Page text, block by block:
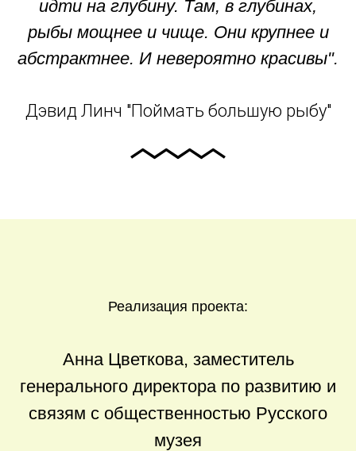
идти на глубину. Там, в глубинах,
рыбы мощнее и чище. Они крупнее и
абстрактнее. И невероятно красивы".
Дэвид Линч "Поймать большую рыбу"
Реализация проекта:
Анна Цветкова, заместитель
генерального директора по развитию и
связям с общественностью Русского
музея